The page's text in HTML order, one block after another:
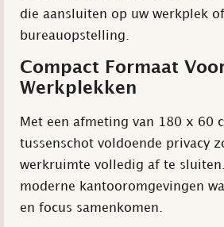
die aansluiten op uw werkplek of
bureauopstelling.
Compact Formaat
Werkplekken
Met een afmeting van 180 x 60
tussenschot voldoende privacy
werkruimte volledig af te
moderne kantooromgevingen
en focus samenkomen.